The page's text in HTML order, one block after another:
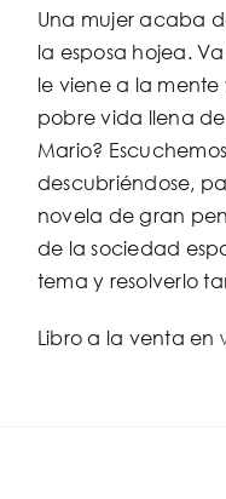
Una mujer acaba
la esposa hojea.
le viene a la
pobre vida llena
Mario?
descubriéndose,
novela de gran
de la sociedad
tema y resolverlo
Libro a la venta en